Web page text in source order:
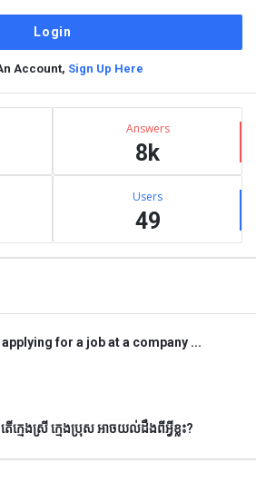
Account, Sign Up Here
Answers
8k
Users
49
for a job at a company ...
ក្មេងស្រី ក្មេងប្រុស អាចយល់ដឹងពីអ្វីខ្លះ?